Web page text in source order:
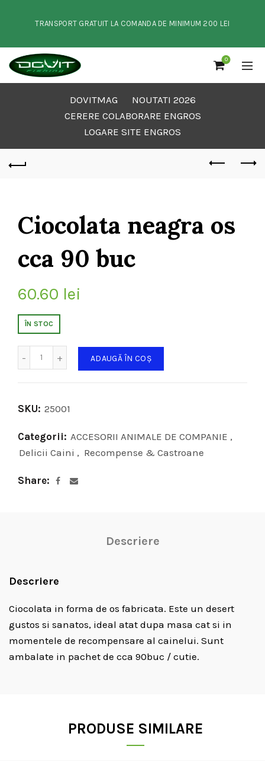
TRANSPORT GRATUIT LA COMANDA DE MINIMUM 200 LEI
0
DOVITMAG
NOUTATI 2026
CERERE COLABORARE ENGROS
LOGARE SITE ENGROS
Ciocolata neagra os
cca 90 buc
60.60 lei
ÎN STOC
ADAUGĂ ÎN COȘ
SKU: 25001
Categorii: ACCESORII ANIMALE DE COMPANIE ,
Delicii Caini , Recompense & Castroane
Share
Descriere
Descriere
Ciocolata in forma de os fabricata. Este un desert
gustos si sanatos, ideal atat dupa masa cat si in
momentele de recompensare al cainelui. Sunt
ambalate in pachet de cca 90buc / cutie.
PRODUSE SIMILARE